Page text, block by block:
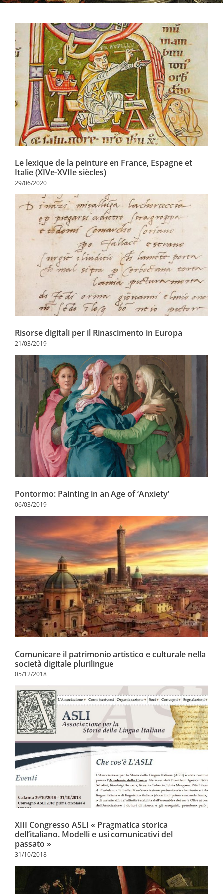
Le lexique de la peinture en France, Espagne et
Italie (XIVe-XVIIe siècles)
29/06/2020
Risorse digitali per il Rinascimento in Europa
21/03/2019
Pontormo: Painting in an Age of ‘Anxiety’
06/03/2019
Comunicare il patrimonio artistico e culturale nella
società digitale plurilingue
05/12/2018
XIII Congresso ASLI « Pragmatica storica
dell’italiano. Modelli e usi comunicativi del
passato »
31/10/2018